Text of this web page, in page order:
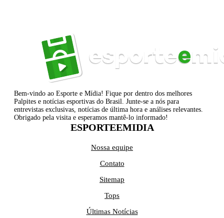
Bem-vindo ao Esporte e Mídia! Fique por dentro dos melhores
Palpites e notícias esportivas do Brasil. Junte-se a nós para
entrevistas exclusivas, notícias de última hora e análises relevantes.
Obrigado pela visita e esperamos mantê-lo informado!
ESPORTEEMIDIA
Nossa equipe
Contato
Sitemap
Tops
Últimas Notícias